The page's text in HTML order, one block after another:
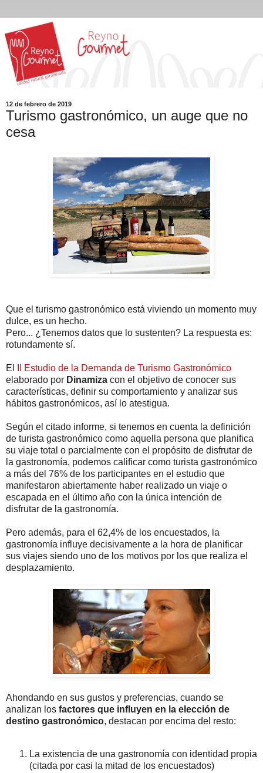
12 de febrero de 2019
Turismo gastronómico, un auge que no
cesa
Que el turismo gastronómico está viviendo un momento muy
dulce, es un hecho.
Pero... ¿Tenemos datos que lo sustenten? La respuesta es:
rotundamente sí.
El
II Estudio de la Demanda de Turismo Gastronómico
elaborado por Dinamiza con el objetivo de conocer sus
características, definir su comportamiento y analizar sus
hábitos gastronómicos, así lo atestigua.
Según el citado informe, si tenemos en cuenta la definición
de turista gastronómico como aquella persona que planifica
su viaje total o parcialmente con el propósito de disfrutar de
la gastronomía, podemos calificar como turista gastronómico
a más del 76% de los participantes en el estudio que
manifestaron abiertamente haber realizado un viaje o
escapada en el último año con la única intención de
disfrutar de la gastronomía.
Pero además, para el 62,4% de los encuestados, la
gastronomía influye decisivamente a la hora de planificar
sus viajes siendo uno de los motivos por los que realiza el
desplazamiento.
Ahondando en sus gustos y preferencias, cuando se
analizan los factores que influyen en la elección de
destino gastronómico, destacan por encima del resto:
La existencia de una gastronomía con identidad propia
(citada por casi la mitad de los encuestados)